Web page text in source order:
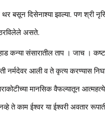
बसून दिसेनाश्या झाल्या. पण श्री
ठरविलेले असते.
संसारातील ताप । जाच ।
नर्मदेवर आली व ते कृत्य करण्यास
मानसिक वैफल्यातून
ते काम ईश्वर या ईश्वरी अवतार